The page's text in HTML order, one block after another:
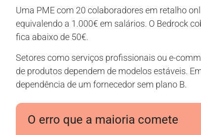
Uma PME com 20 colaboradores em retalho
equivalendo a 1.000€ em salários. O Bedrock
fica abaixo de 50€.
Setores como serviços profissionais ou e-
de produtos dependem de modelos estáveis.
dependência de um fornecedor sem plano B.
O erro que a maioria comete